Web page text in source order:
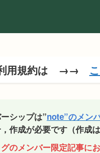
用規約は →→
シップは”note”のメン
作成が必要です（作成
のメンバー限定記事に